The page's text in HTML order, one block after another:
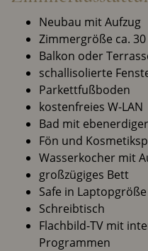
Neubau mit Aufzug
Zimmergröße ca. 30
Balkon oder
schallisolierte
Parkettfußboden
kostenfreies W-LAN
Bad mit
Fön und
Wasserkocher mit
großzügiges Bett
Safe in Laptopgröße
Schreibtisch
Flachbild-TV mit
Programmen